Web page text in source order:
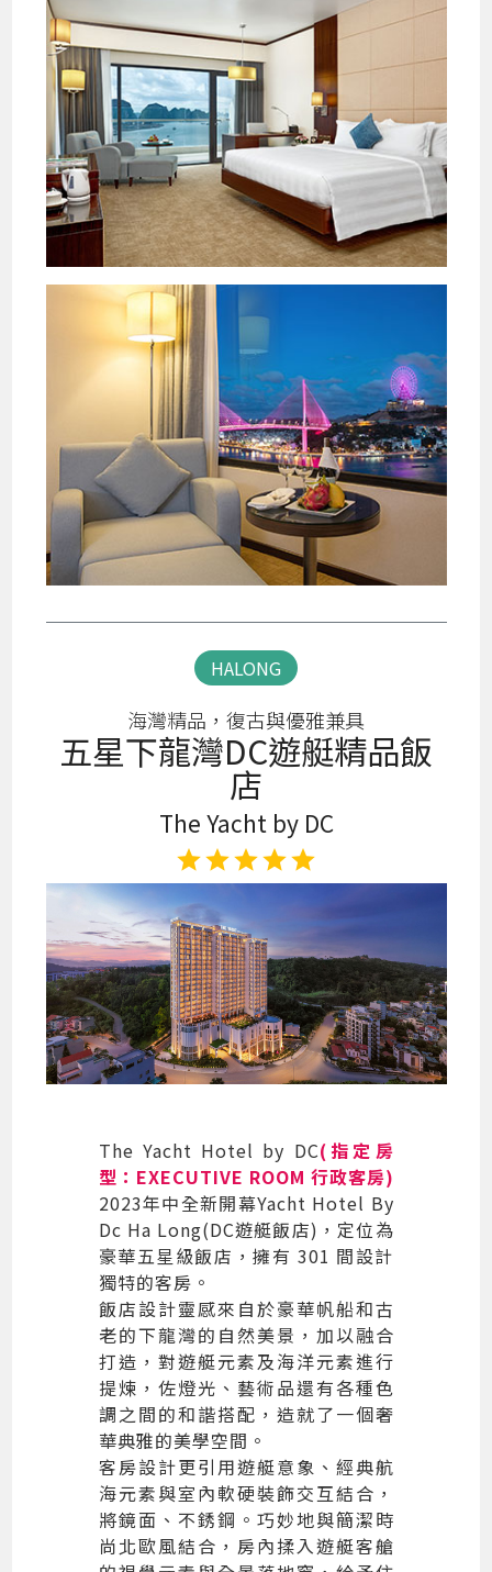
HALONG
海灣精品，復古與優雅兼具
五星下龍灣DC遊艇精品飯
店
The Yacht by DC
starstarstarstarstar
The Yacht Hotel by DC(指定房
型：EXECUTIVE ROOM 行政客房)
2023年中全新開幕Yacht Hotel By
Dc Ha Long(DC遊艇飯店)，定位為
豪華五星級飯店，擁有 301 間設計
獨特的客房。
飯店設計靈感來自於豪華帆船和古
老的下龍灣的自然美景，加以融合
打造，對遊艇元素及海洋元素進行
提煉，佐燈光、藝術品還有各種色
調之間的和諧搭配，造就了一個奢
華典雅的美學空間。
客房設計更引用遊艇意象、經典航
海元素與室內軟硬裝飾交互結合，
將鏡面、不銹鋼。巧妙地與簡潔時
尚北歐風結合，房內揉入遊艇客艙